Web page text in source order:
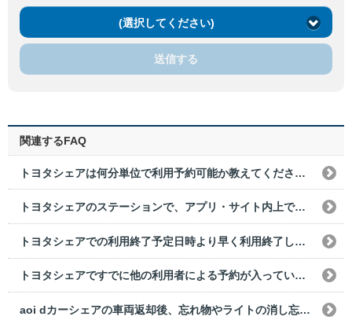
(選択してください)
送信する
関連するFAQ
トヨタシェアは何分単位で利用予約可能か教えてください。
トヨタシェアのステーションで、アプリ・サイト内上で表示されないものはありますか？
トヨタシェアでの利用終了予定日時より早く利用終了した場合の利用料金はどうなりますか？
トヨタシェアですでに他の利用者による予約が入っている場合、前後の予約できない時間を教えてください。
aoi dカーシェアの車両返却後、忘れ物やライトの消し忘れに気づきました。どうすればいいですか？